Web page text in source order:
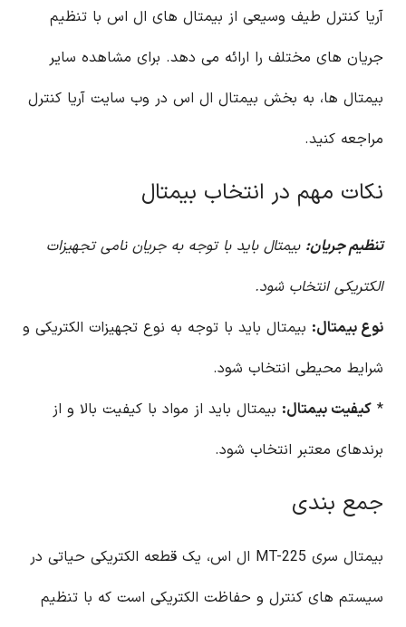
آریا کنترل طیف وسیعی از بیمتال های ال اس با تنظیم
جریان های مختلف را ارائه می دهد. برای مشاهده سایر
بیمتال ها، به بخش بیمتال ال اس در وب سایت آریا کنترل
مراجعه کنید.
نکات مهم در انتخاب بیمتال
تنظیم جریان: بیمتال باید با توجه به جریان نامی تجهیزات
الکتریکی انتخاب شود.
نوع بیمتال: بیمتال باید با توجه به نوع تجهیزات الکتریکی و
شرایط محیطی انتخاب شود.
* کیفیت بیمتال: بیمتال باید از مواد با کیفیت بالا و از
برندهای معتبر انتخاب شود.
جمع بندی
بیمتال سری MT-225 ال اس، یک قطعه الکتریکی حیاتی در
سیستم های کنترل و حفاظت الکتریکی است که با تنظیم